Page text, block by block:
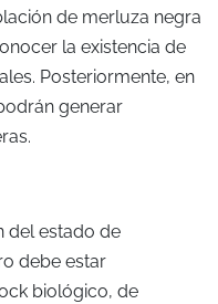
de merluza negra
la existencia de
Posteriormente, en
generar
del estado de
debe estar
biológico, de